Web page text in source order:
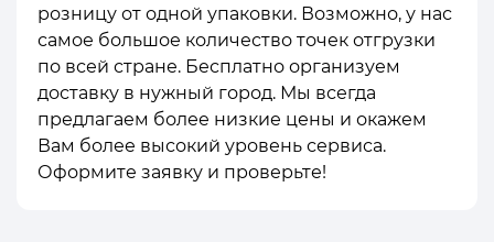
розницу от одной упаковки. Возможно, у нас
самое большое количество точек отгрузки
по всей стране. Бесплатно организуем
доставку в нужный город. Мы всегда
предлагаем более низкие цены и окажем
Вам более высокий уровень сервиса.
Оформите заявку и проверьте!